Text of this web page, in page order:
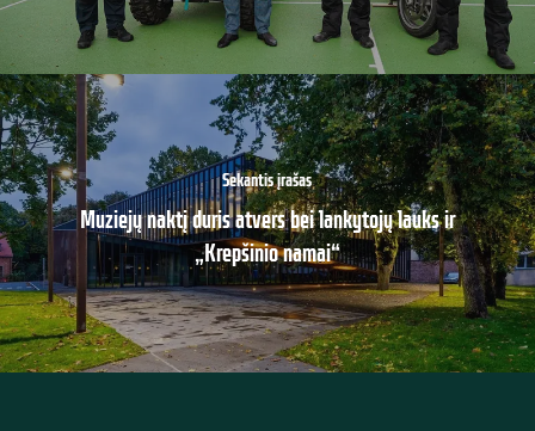
Sekantis įrašas
Muziejų naktį duris atvers bei lankytojų lauks ir
„Krepšinio namai“